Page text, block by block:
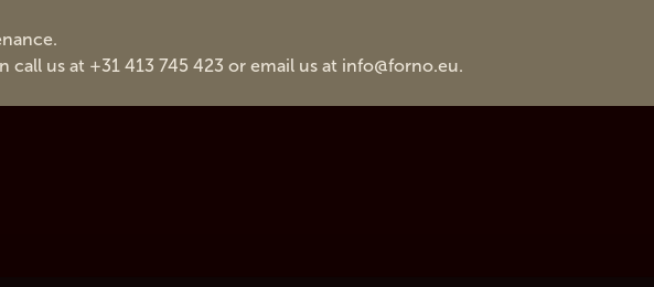
us at +31 413 745 423 or email us at info@forno.eu.